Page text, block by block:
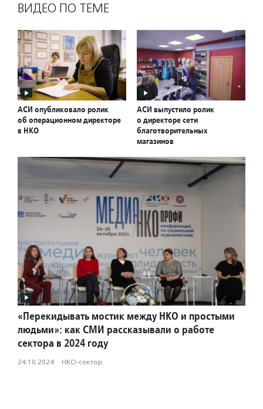
ВИДЕО ПО ТЕМЕ
АСИ опубликовало ролик
об операционном директоре
в НКО
АСИ выпустило ролик
о директоре сети
благотворительных
магазинов
«Перекидывать мостик между НКО и простыми
людьми»: как СМИ рассказывали о работе
сектора в 2024 году
24.10.2024 · НКО-сектор